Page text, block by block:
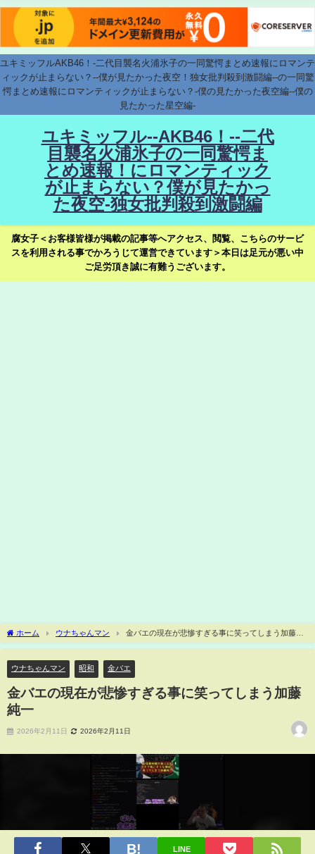
ユキミッフルAKB46！-二代目襲名火浦氷子の一同驚愕まとめ速報にロマンテ
ィックが止まらない？--僕が見たかった夜空！独女批判殺到激闘編--の一同驚
愕まとめ速報にロマンティックが止まらない？-僕の見たかった夜空編--僕の
見たかった星空編-
ユキミッフル--AKB46！--二代
目襲名火浦氷子の一同驚愕ま
とめ速報！にロマンティック
が止まらない？僕が見たかっ
た夜空-独女批判殺到激闘編
腐女子＜お客様皆様が掲載の記事等へアクセス、閲覧、こちらのサービ
スを利用される事でかろうじて運営できています＞本日は足元が悪い中
ご足労頂き誠に有難うございます。
ホーム ウナちゃんマン
金バエの現在が悲惨すぎる事に笑ってしまう加藤純
一
ウナちゃんマン 昭和 金バエ
金バエの現在が悲惨すぎる事に笑ってしまう加藤
純一
2026年2月11日 2026年2月11日
LINE